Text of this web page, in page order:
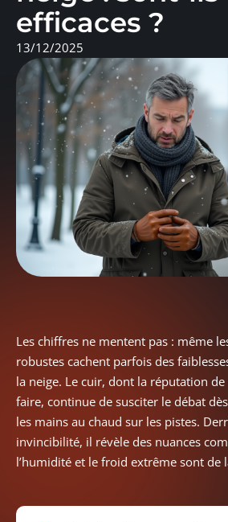
efficaces ?
13/12/2025
Les chiffres ne mentent pas : même
robustes cachent parfois des
la neige. Le cuir, dont la réputation de
faire, continue de susciter le débat
les mains au chaud sur les pistes.
invincibilité, il révèle des nuances
l’humidité et le froid extrême sont de